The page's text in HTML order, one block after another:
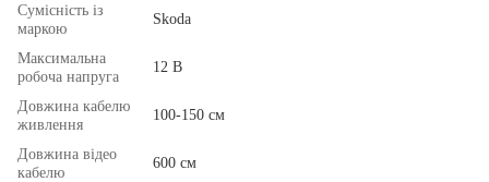
Сумісність із
маркою
Skoda
Максимальна
робоча напруга
12 В
Довжина кабелю
живлення
100-150 см
Довжина відео
кабелю
600 см